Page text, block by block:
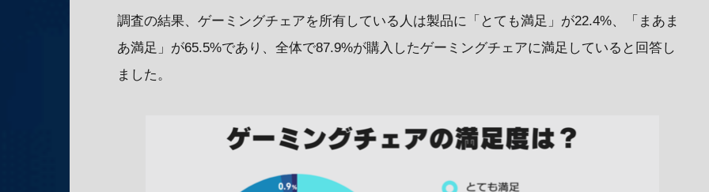
調査の結果、ゲーミングチェアを所有している人は製品に「とても満足」が22.4%、「まあま
あ満足」が65.5%であり、全体で87.9%が購入したゲーミングチェアに満足していると回答し
ました。